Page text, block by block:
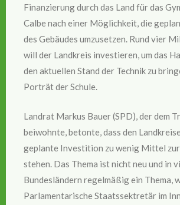
Finanzierung durch das Land für das
Calbe nach einer Möglichkeit, die
des Gebäudes umzusetzen. Rund vier
will der Landkreis investieren, um das
den aktuellen Stand der Technik zu
Porträt der Schule.
Landrat Markus Bauer (SPD), der dem
beiwohnte, betonte, dass den
geplante Investition zu wenig Mittel
stehen. Das Thema ist nicht neu und in
Bundesländern regelmäßig ein Thema,
Parlamentarische Staatssektretär im